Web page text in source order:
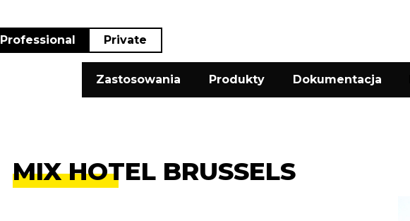
Professional Private
Zastosowania Produkty Dokumentacja
MIX HOTEL BRUSSELS